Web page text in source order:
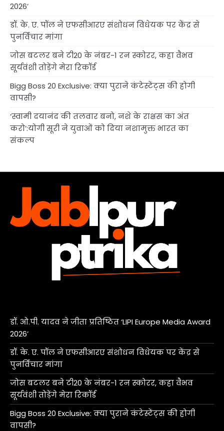
2026’
डॉ. के. ए. पॉल ने एफसीआरए संशोधन विधेयक पर केंद्र से
पुनर्विचार मांगा
जोस बटलर बने टी20 के नंबर-1 रन स्कोरर, कहा वैभव
सूर्यवंशी तोड़ेंगे मेरा रिकॉर्ड
Bigg Boss 20 Exclusive: क्या पुराने कंटेस्टेंट्स की होगी
वापसी?
‘स्वामी दयानंद की तलवार बनो, नशे के राक्षस का अंत
करो’:योगी सूरी ने युवाओं को दिया नशामुक्त भारत का
संकल्प
डॉ. ओ.पी. यादव ने जीता प्रतिष्ठित ‘LIPI Europe Media Award
2026’
डॉ. के. ए. पॉल ने एफसीआरए संशोधन विधेयक पर केंद्र से
पुनर्विचार मांगा
जोस बटलर बने टी20 के नंबर-1 रन स्कोरर, कहा वैभव
सूर्यवंशी तोड़ेंगे मेरा रिकॉर्ड
Bigg Boss 20 Exclusive: क्या पुराने कंटेस्टेंट्स की होगी
वापसी?